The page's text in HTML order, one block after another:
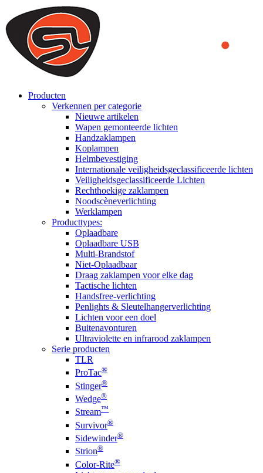
We use cookies to ensure that we provide you the best experience
on our website. By continuing to browse this website, you accept
that cookies are used to help us analyze how the website is used and
to offer you a better experience. To learn more or to find out how
you can disable cookies, you can access our
Producten
Verkennen per categorie
Nieuwe artikelen
Wapen gemonteerde lichten
Handzaklampen
Koplampen
Helmbevestiging
Internationale veiligheidsgeclassificeerde lichten
Veiligheidsgeclassificeerde Lichten
Rechthoekige zaklampen
Noodscèneverlichting
Werklampen
Producttypes:
Oplaadbare
Oplaadbare USB
Multi-Brandstof
Niet-Oplaadbaar
Draag zaklampen voor elke dag
Tactische lichten
Handsfree-verlichting
Penlights & Sleutelhangerverlichting
Lichten voor een doel
Buitenavonturen
Ultraviolette en infrarood zaklampen
Serie producten
TLR
ProTac®
Stinger®
Wedge®
Stream™
Survivor®
Sidewinder®
Strion®
Color-Rite®